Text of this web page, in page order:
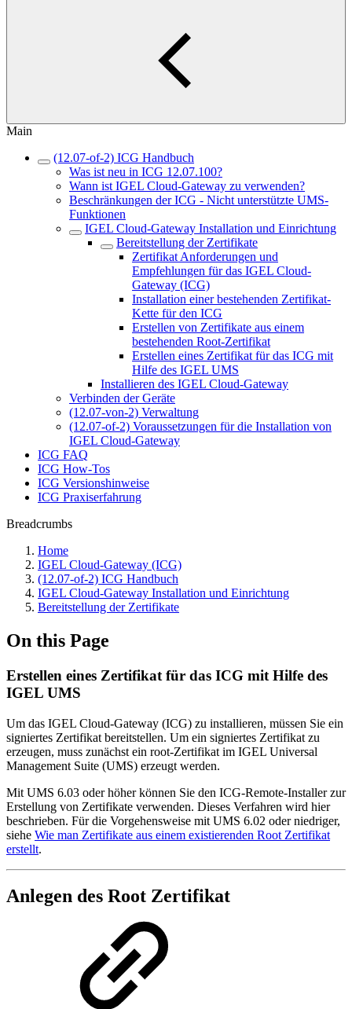
Main
(12.07-of-2) ICG Handbuch
Was ist neu in ICG 12.07.100?
Wann ist IGEL Cloud-Gateway zu verwenden?
Beschränkungen der ICG - Nicht unterstützte UMS-
Funktionen
IGEL Cloud-Gateway Installation und Einrichtung
Bereitstellung der Zertifikate
Zertifikat Anforderungen und
Empfehlungen für das IGEL Cloud-
Gateway (ICG)
Installation einer bestehenden Zertifikat-
Kette für den ICG
Erstellen von Zertifikate aus einem
bestehenden Root-Zertifikat
Erstellen eines Zertifikat für das ICG mit
Hilfe des IGEL UMS
Installieren des IGEL Cloud-Gateway
Verbinden der Geräte
(12.07-von-2) Verwaltung
(12.07-of-2) Voraussetzungen für die Installation von
IGEL Cloud-Gateway
ICG FAQ
ICG How-Tos
ICG Versionshinweise
ICG Praxiserfahrung
Breadcrumbs
Home
IGEL Cloud-Gateway (ICG)
(12.07-of-2) ICG Handbuch
IGEL Cloud-Gateway Installation und Einrichtung
Bereitstellung der Zertifikate
On this Page
Erstellen eines Zertifikat für das ICG mit Hilfe des
IGEL UMS
Um das IGEL Cloud-Gateway (ICG) zu installieren, müssen Sie ein
signiertes Zertifikat bereitstellen. Um ein signiertes Zertifikat zu
erzeugen, muss zunächst ein root-Zertifikat im IGEL Universal
Management Suite (UMS) erzeugt werden.
Mit UMS 6.03 oder höher können Sie den ICG-Remote-Installer zur
Erstellung von Zertifikate verwenden. Dieses Verfahren wird hier
beschrieben. Für die Vorgehensweise mit UMS 6.02 oder niedriger,
siehe Wie man Zertifikate aus einem existierenden Root Zertifikat
erstellt.
Anlegen des Root Zertifikat